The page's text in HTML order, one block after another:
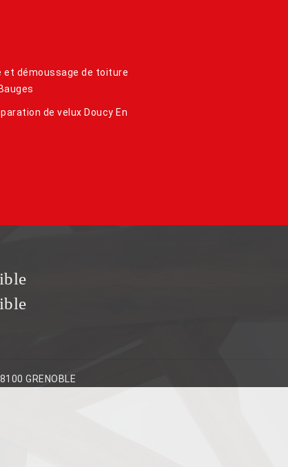
et démoussage de toiture
de velux Doucy En
GRENOBLE